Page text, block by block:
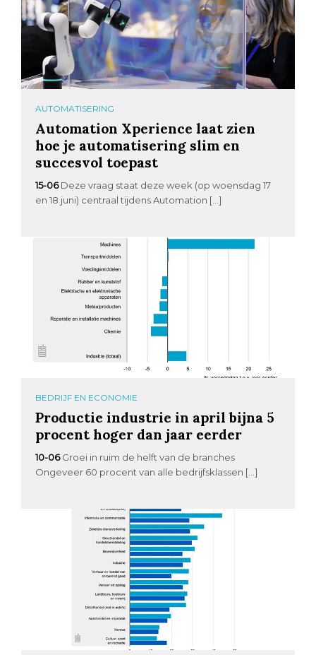
AUTOMATISERING
Automation Xperience laat zien
hoe je automatisering slim en
succesvol toepast
15-06 Deze vraag staat deze week (op woensdag 17
en 18 juni) centraal tijdens Automation […]
BEDRIJF EN ECONOMIE
Productie industrie in april bijna 5
procent hoger dan jaar eerder
10-06 Groei in ruim de helft van de branches
Ongeveer 60 procent van alle bedrijfsklassen […]